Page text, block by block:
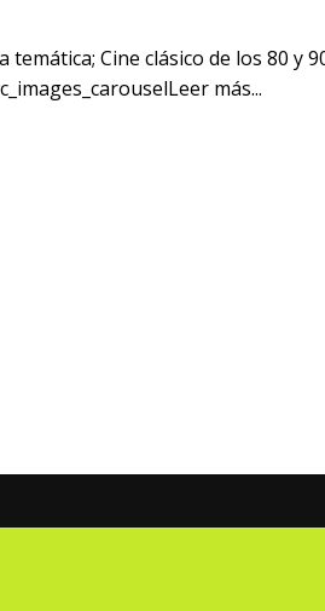
Cine clásico de los 80 y
más...